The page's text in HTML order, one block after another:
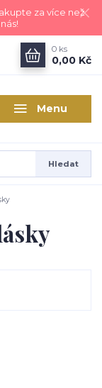
za více než
Menu
Hledat
0 ks
0,00 Kč